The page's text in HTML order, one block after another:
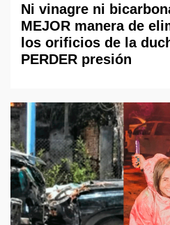
Ni vinagre ni
MEJOR manera de
los orificios de la
PERDER presión